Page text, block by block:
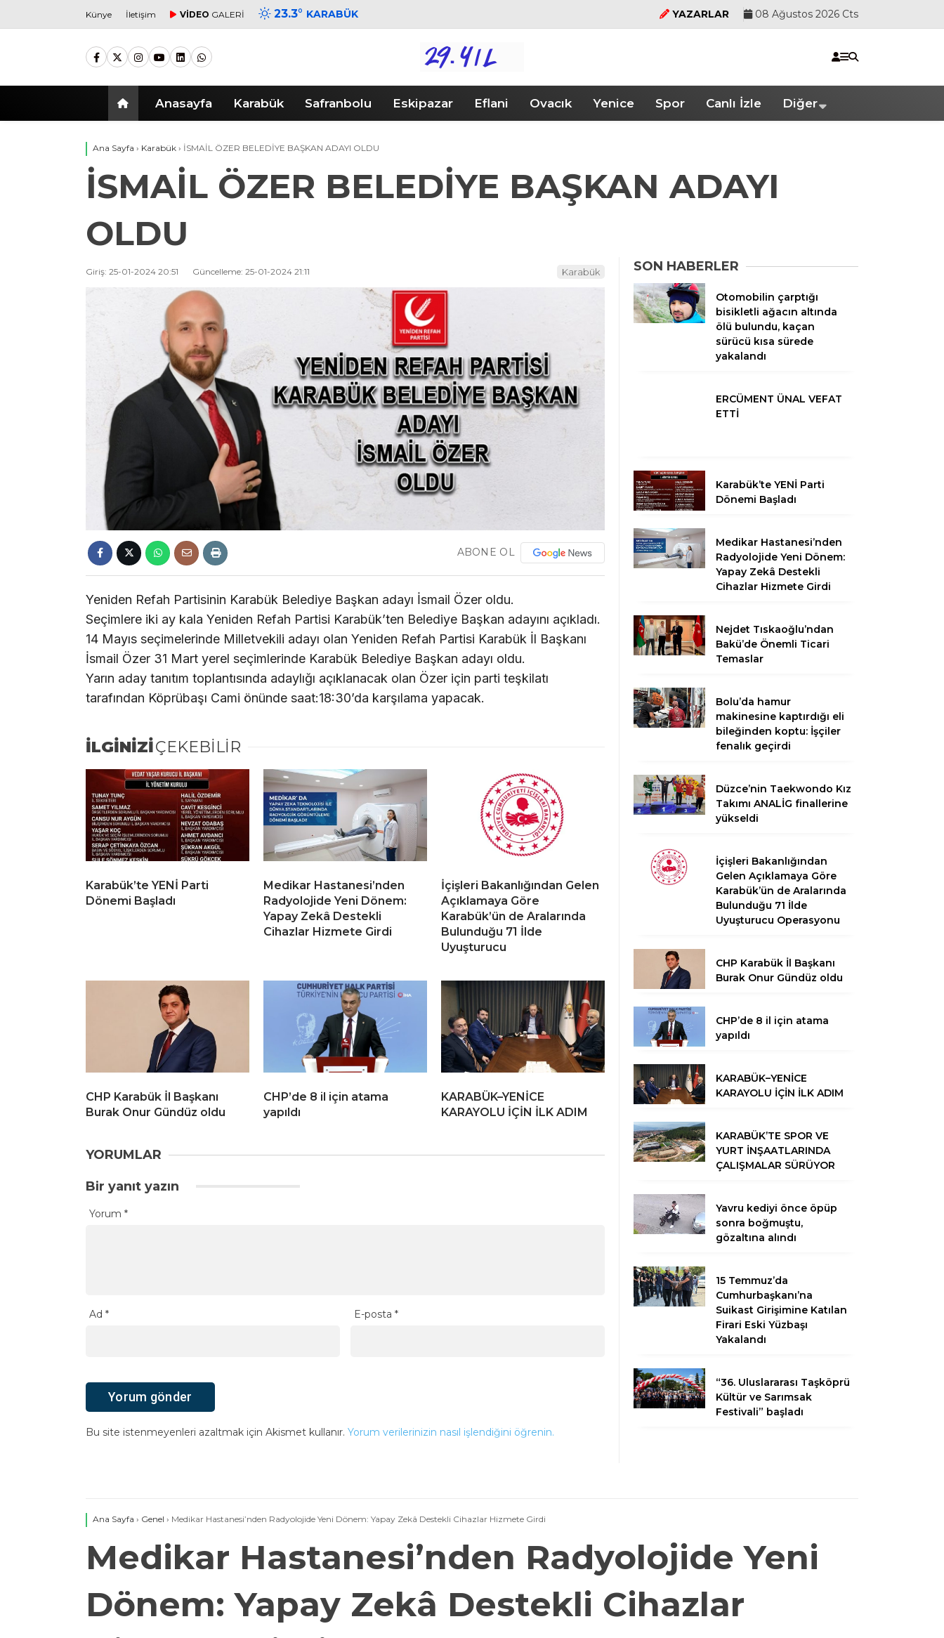
Künye İletişim VİDEO GALERİ 23.3° KARABÜK YAZARLAR 08 Ağustos 2026 Cts
Anasayfa Karabük Safranbolu Eskipazar Eflani Ovacık Yenice Spor Canlı İzle Diğer
Ana Sayfa › Karabük › İSMAİL ÖZER BELEDİYE BAŞKAN ADAYI OLDU
İSMAİL ÖZER BELEDİYE BAŞKAN ADAYI
OLDU
Giriş: 25-01-2024 20:51 Güncelleme: 25-01-2024 21:11 Karabük
ABONE OL
Yeniden Refah Partisinin Karabük Belediye Başkan adayı İsmail Özer oldu.
Seçimlere iki ay kala Yeniden Refah Partisi Karabük’ten Belediye Başkan adayını açıkladı.
14 Mayıs seçimelerinde Milletvekili adayı olan Yeniden Refah Partisi Karabük İl Başkanı
İsmail Özer 31 Mart yerel seçimlerinde Karabük Belediye Başkan adayı oldu.
Yarın aday tanıtım toplantısında adaylığı açıklanacak olan Özer için parti teşkilatı
tarafından Köprübaşı Cami önünde saat:18:30’da karşılama yapacak.
İLGİNİZİÇEKEBİLİR
Karabük’te YENİ Parti
Dönemi Başladı
Medikar Hastanesi’nden
Radyolojide Yeni Dönem:
Yapay Zekâ Destekli
Cihazlar Hizmete Girdi
İçişleri Bakanlığından Gelen
Açıklamaya Göre
Karabük’ün de Aralarında
Bulunduğu 71 İlde
Uyuşturucu
CHP Karabük İl Başkanı
Burak Onur Gündüz oldu
CHP’de 8 il için atama
yapıldı
KARABÜK–YENİCE
KARAYOLU İÇİN İLK ADIM
YORUMLAR
Bir yanıt yazın
Yorum *
Ad * E-posta *
Bu site istenmeyenleri azaltmak için Akismet kullanır. Yorum verilerinizin nasıl işlendiğini öğrenin.
SON HABERLER
Otomobilin çarptığı
bisikletli ağacın altında
ölü bulundu, kaçan
sürücü kısa sürede
yakalandı
ERCÜMENT ÜNAL VEFAT
ETTİ
Karabük’te YENİ Parti
Dönemi Başladı
Medikar Hastanesi’nden
Radyolojide Yeni Dönem:
Yapay Zekâ Destekli
Cihazlar Hizmete Girdi
Nejdet Tıskaoğlu’ndan
Bakü’de Önemli Ticari
Temaslar
Bolu’da hamur
makinesine kaptırdığı eli
bileğinden koptu: İşçiler
fenalık geçirdi
Düzce’nin Taekwondo Kız
Takımı ANALİG finallerine
yükseldi
İçişleri Bakanlığından
Gelen Açıklamaya Göre
Karabük’ün de Aralarında
Bulunduğu 71 İlde
Uyuşturucu Operasyonu
CHP Karabük İl Başkanı
Burak Onur Gündüz oldu
CHP’de 8 il için atama
yapıldı
KARABÜK–YENİCE
KARAYOLU İÇİN İLK ADIM
KARABÜK’TE SPOR VE
YURT İNŞAATLARINDA
ÇALIŞMALAR SÜRÜYOR
Yavru kediyi önce öpüp
sonra boğmuştu,
gözaltına alındı
15 Temmuz’da
Cumhurbaşkanı’na
Suikast Girişimine Katılan
Firari Eski Yüzbaşı
Yakalandı
“36. Uluslararası Taşköprü
Kültür ve Sarımsak
Festivali” başladı
Ana Sayfa › Genel › Medikar Hastanesi’nden Radyolojide Yeni Dönem: Yapay Zekâ Destekli Cihazlar Hizmete Girdi
Medikar Hastanesi’nden Radyolojide Yeni
Dönem: Yapay Zekâ Destekli Cihazlar